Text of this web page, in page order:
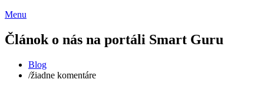
Menu
Článok o nás na portáli Smart Guru
Blog
/žiadne komentáre